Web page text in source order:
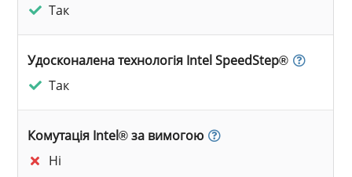
Так
Удосконалена технологія Intel SpeedStep®
Так
Комутація Intel® за вимогою
Ні